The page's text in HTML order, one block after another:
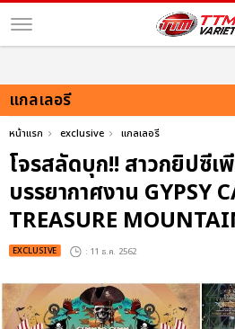
แกลเลอรี
หน้าแรก exclusive แกลเลอรี
โจรสลัดบุก!! สาวกยิปซีเ
บรรยากาศงาน GYPSY
TREASURE
EXCLUSIVE : 11 ธ.ค. 2562